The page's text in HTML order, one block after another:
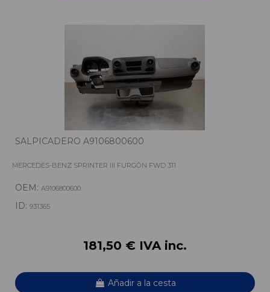
SALPICADERO A9106800600
MERCEDES-BENZ SPRINTER III FURGÓN FWD 311
OEM: A9106800600
ID: 931365
181,50 € IVA inc.
Añadir a la cesta